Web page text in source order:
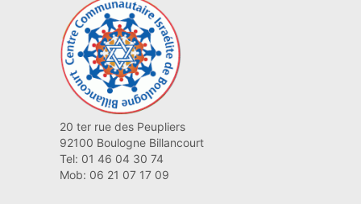
20 ter rue des Peupliers
92100 Boulogne Billancourt
Tel: 01 46 04 30 74
Mob: 06 21 07 17 09